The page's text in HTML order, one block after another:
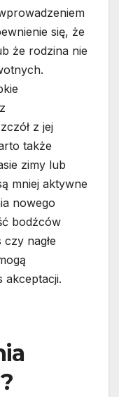
się, że
że rodzina nie
z jej
także
zimy lub
mniej aktywne
nowego
bodźców
nagłe
akceptacji.